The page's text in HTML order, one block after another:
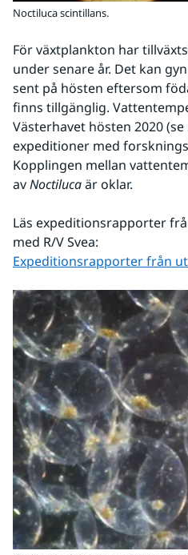
Noctiluca scintillans.
För växtplankton har
under senare år. Det kan
sent på hösten eftersom
finns tillgänglig.
Västerhavet hösten 2020
expeditioner med
Kopplingen mellan
av Noctiluca är oklar.
Läs expeditionsrapporter
med R/V Svea:
Expeditionsrapporter från